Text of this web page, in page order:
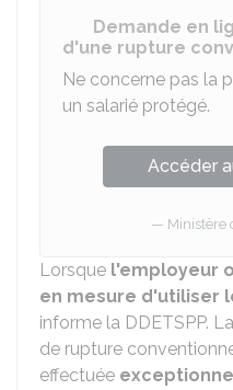
Demande en
d'une rupture
Ne concerne pas la
un salarié protégé.
Accéder
Ministère
Lorsque l'employeur
en mesure d'utiliser
informe la DDETSPP.
de rupture
effectuée